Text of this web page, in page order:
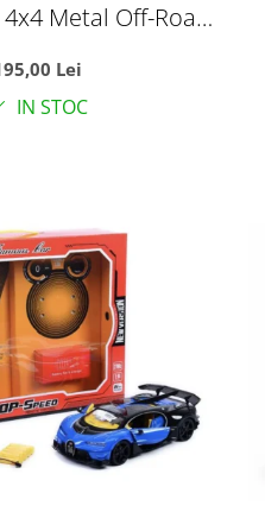
Metal Off-Road
rosu, +6 ani
Lei
IN STOC